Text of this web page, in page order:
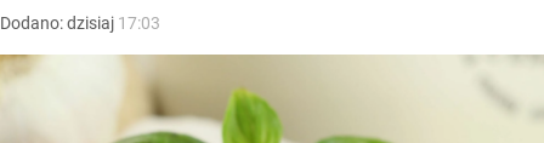
Dodano:dzisiaj 17:03